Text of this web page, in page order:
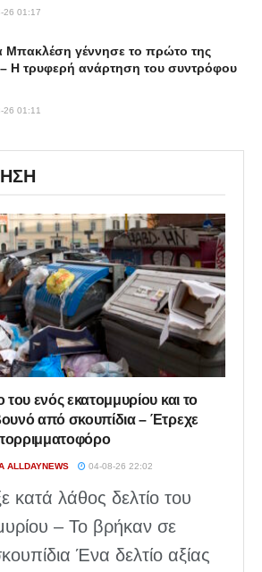
26 01:17
Μπακλέση γέννησε το πρώτο της
– Η τρυφερή ανάρτηση του συντρόφου
26 01:11
του ενός εκατομμυρίου και το
από σκουπίδια – Έτρεχε
04-08-26 22:02
κατά λάθος δελτίο του
– Το βρήκαν σε
Ένα δελτίο αξίας